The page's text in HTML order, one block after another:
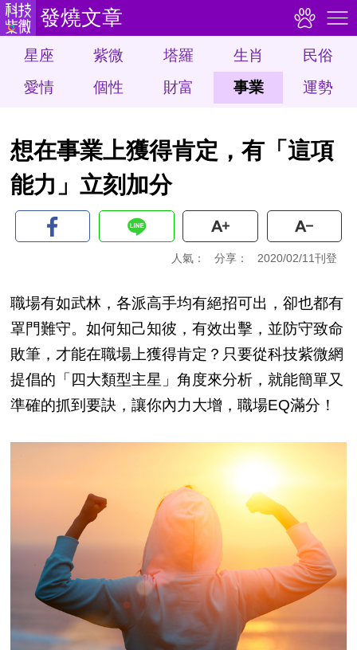
發燒文章
星座 紫微 塔羅 生肖
民俗
愛情
個性 財富 事業 運勢
想在事業上獲得肯定，有「這項
能力」立刻加分
人氣： 分享： 2020/02/11刊登
職場有如武林，各派高手均有絕招可出，卻也都有
罩門難守。如何知己知彼，有效出擊，並防守致命
敗筆，才能在職場上獲得肯定？只要從科技紫微網
提倡的「四大類型主星」角度來分析，就能簡單又
準確的抓到要訣，讓你內力大增，職場EQ滿分！